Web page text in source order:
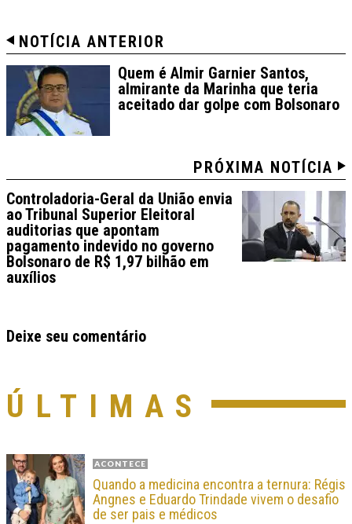
NOTÍCIA ANTERIOR
Quem é Almir Garnier Santos,
almirante da Marinha que teria
aceitado dar golpe com Bolsonaro
PRÓXIMA NOTÍCIA
Controladoria-Geral da União envia
ao Tribunal Superior Eleitoral
auditorias que apontam
pagamento indevido no governo
Bolsonaro de R$ 1,97 bilhão em
auxílios
Deixe seu comentário
ÚLTIMAS
ACONTECE
Quando a medicina encontra a ternura: Régis
Angnes e Eduardo Trindade vivem o desafio
de ser pais e médicos